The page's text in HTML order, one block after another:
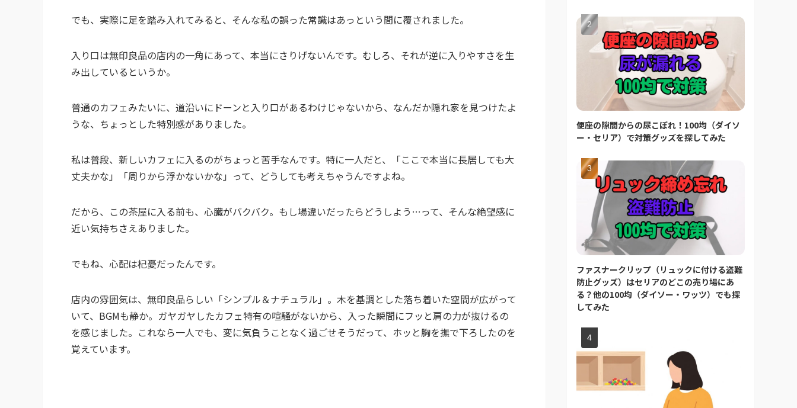
でも、実際に足を踏み入れてみると、そんな私の誤った常識はあっという間に覆されました。
入り口は無印良品の店内の一角にあって、本当にさりげないんです。むしろ、それが逆に入りやすさを生
み出しているというか。
普通のカフェみたいに、道沿いにドーンと入り口があるわけじゃないから、なんだか隠れ家を見つけたよ
うな、ちょっとした特別感がありました。
私は普段、新しいカフェに入るのがちょっと苦手なんです。特に一人だと、「ここで本当に長居しても大
丈夫かな」「周りから浮かないかな」って、どうしても考えちゃうんですよね。
だから、この茶屋に入る前も、心臓がバクバク。もし場違いだったらどうしよう…って、そんな絶望感に
近い気持ちさえありました。
でもね、心配は杞憂だったんです。
店内の雰囲気は、無印良品らしい「シンプル＆ナチュラル」。木を基調とした落ち着いた空間が広がって
いて、BGMも静か。ガヤガヤしたカフェ特有の喧騒がないから、入った瞬間にフッと肩の力が抜けるの
を感じました。これなら一人でも、変に気負うことなく過ごせそうだって、ホッと胸を撫で下ろしたのを
覚えています。
便座の隙間からの尿こぼれ！100均（ダイソ
ー・セリア）で対策グッズを探してみた
ファスナークリップ（リュックに付ける盗難
防止グッズ）はセリアのどこの売り場にあ
る？他の100均（ダイソー・ワッツ）でも探
してみた